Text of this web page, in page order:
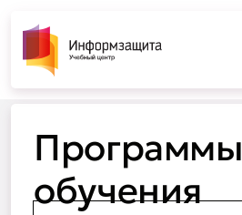
Программы
обучения